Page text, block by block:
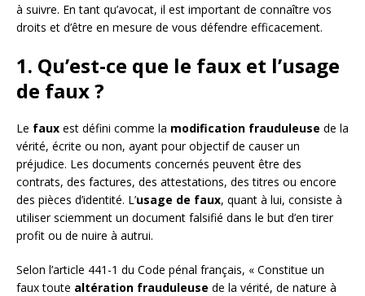
à suivre. En tant qu’avocat, il est important de connaître vos
droits et d’être en mesure de vous défendre efficacement.
1. Qu’est-ce que le faux et l’usage
de faux ?
Le faux est défini comme la modification frauduleuse de la
vérité, écrite ou non, ayant pour objectif de causer un
préjudice. Les documents concernés peuvent être des
contrats, des factures, des attestations, des titres ou encore
des pièces d’identité. L’usage de faux, quant à lui, consiste à
utiliser sciemment un document falsifié dans le but d’en tirer
profit ou de nuire à autrui.
Selon l’article 441-1 du Code pénal français, « Constitue un
faux toute altération frauduleuse de la vérité, de nature à